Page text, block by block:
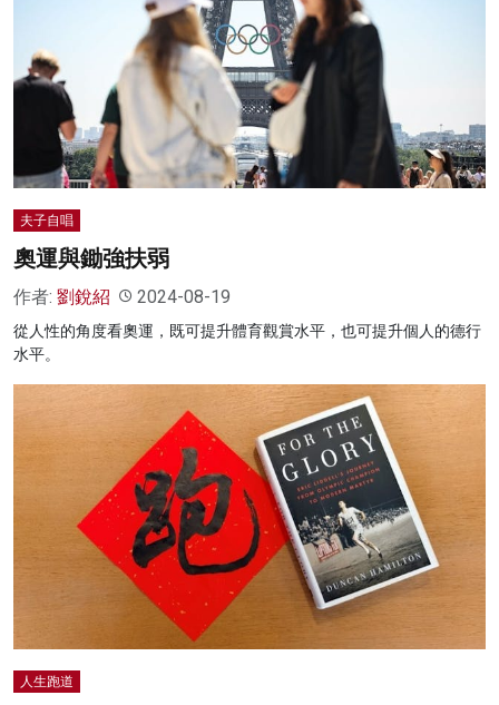
夫子自唱
奧運與鋤強扶弱
作者: 劉銳紹 2024-08-19
從人性的角度看奧運，既可提升體育觀賞水平，也可提升個人的德行
水平。
人生跑道